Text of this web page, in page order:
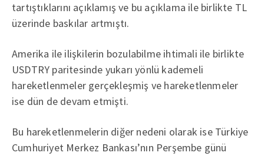
tartıştıklarını açıklamış ve bu açıklama ile birlikte TL
üzerinde baskılar artmıştı.
Amerika ile ilişkilerin bozulabilme ihtimali ile birlikte
USDTRY paritesinde yukarı yönlü kademeli
hareketlenmeler gerçekleşmiş ve hareketlenmeler
ise dün de devam etmişti.
Bu hareketlenmelerin diğer nedeni olarak ise Türkiye
Cumhuriyet Merkez Bankası’nın Perşembe günü